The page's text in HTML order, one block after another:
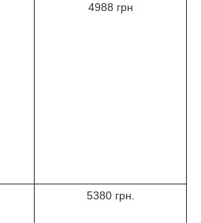
4988 грн
5380 грн.